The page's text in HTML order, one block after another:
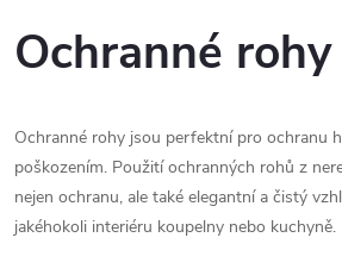
i
s
u
Ochranné rohy
Ochranné rohy jsou perfektní pro ochranu
poškozením. Použití ochranných rohů z
nejen ochranu, ale také elegantní a čistý
jakéhokoli interiéru koupelny nebo kuchyně.